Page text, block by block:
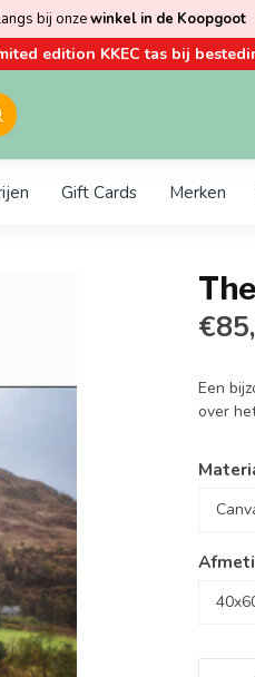
bij onzewinkel in de Koopgoot
edition KKEC tas bij
Gift Cards Merken
Een
over